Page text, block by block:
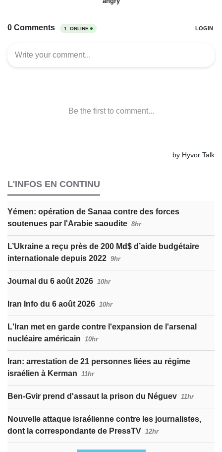
L'INFOS EN CONTINU
Yémen: opération de Sanaa contre des forces
soutenues par l'Arabie saoudite 8hr
L’Ukraine a reçu près de 200 Md$ d’aide budgétaire
internationale depuis 2022 9hr
Journal du 6 août 2026 10hr
Iran Info du 6 août 2026 10hr
L'Iran met en garde contre l'expansion de l'arsenal
nucléaire américain 10hr
Iran: arrestation de 21 personnes liées au régime
israélien à Kerman 11hr
Ben-Gvir prend d'assaut la prison du Néguev 11hr
Nouvelle attaque israélienne contre les journalistes,
dont la correspondante de PressTV 12hr